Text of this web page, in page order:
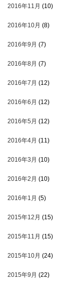
2016年11月 (10)
2016年10月 (8)
2016年9月 (7)
2016年8月 (7)
2016年7月 (12)
2016年6月 (12)
2016年5月 (12)
2016年4月 (11)
2016年3月 (10)
2016年2月 (10)
2016年1月 (5)
2015年12月 (15)
2015年11月 (15)
2015年10月 (24)
2015年9月 (22)